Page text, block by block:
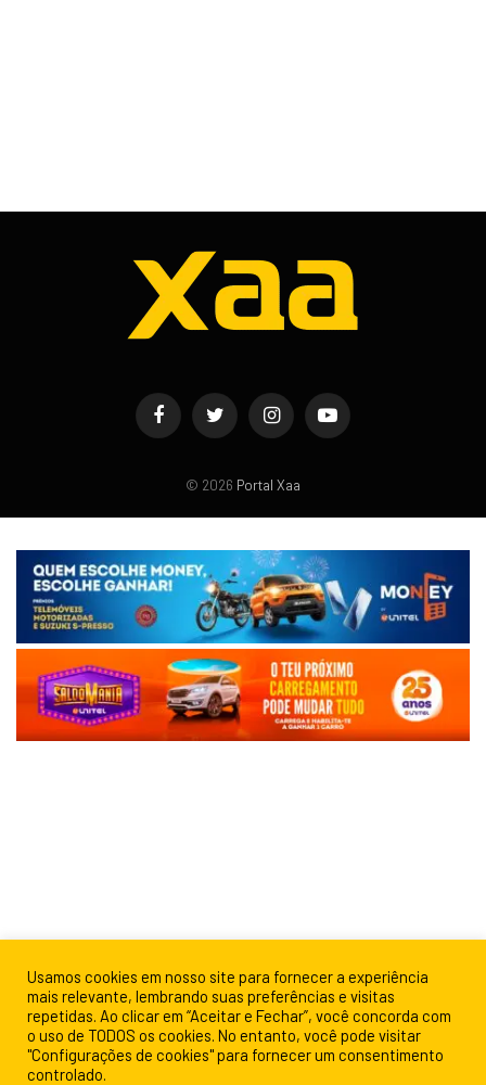
FacebookTwitter InstagramYouTube
© 2026 Portal Xaa
Usamos cookies em nosso site para fornecer a experiência
mais relevante, lembrando suas preferências e visitas
repetidas. Ao clicar em “Aceitar e Fechar”, você concorda com
o uso de TODOS os cookies. No entanto, você pode visitar
"Configurações de cookies" para fornecer um consentimento
controlado.